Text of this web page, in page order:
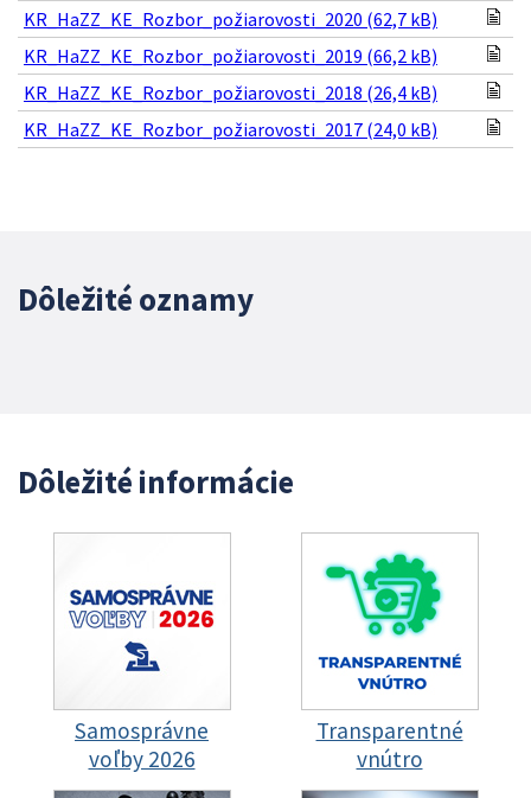
KR_HaZZ_KE_Rozbor_požiarovosti_2020 (62,7 kB)
KR_HaZZ_KE_Rozbor_požiarovosti_2019 (66,2 kB)
KR_HaZZ_KE_Rozbor_požiarovosti_2018 (26,4 kB)
KR_HaZZ_KE_Rozbor_požiarovosti_2017 (24,0 kB)
Dôležité oznamy
Dôležité informácie
Samosprávne
voľby 2026
Transparentné
vnútro